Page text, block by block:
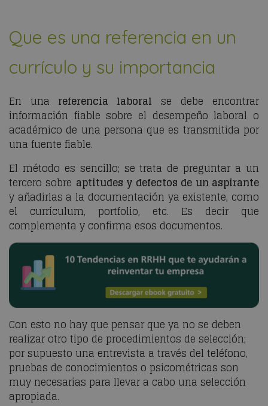
Que es una referencia en un
currículo y su importancia
En una referencia laboral se debe encontrar
información fiable sobre el desempeño laboral o
académico de una persona que es transmitida por
una fuente fiable.
El método es sencillo; se trata de preguntar a un
tercero sobre aptitudes y defectos de un aspirante
y añadirlas a la documentación ya existente, como
el currículum, portfolio, etc. Es decir que
complementa y confirma esos documentos.
Con esto no hay que pensar que ya no se deben
realizar otro tipo de procedimientos de selección;
por supuesto una entrevista a través del teléfono,
pruebas de conocimientos o psicométricas son
muy necesarias para llevar a cabo una selección
apropiada.